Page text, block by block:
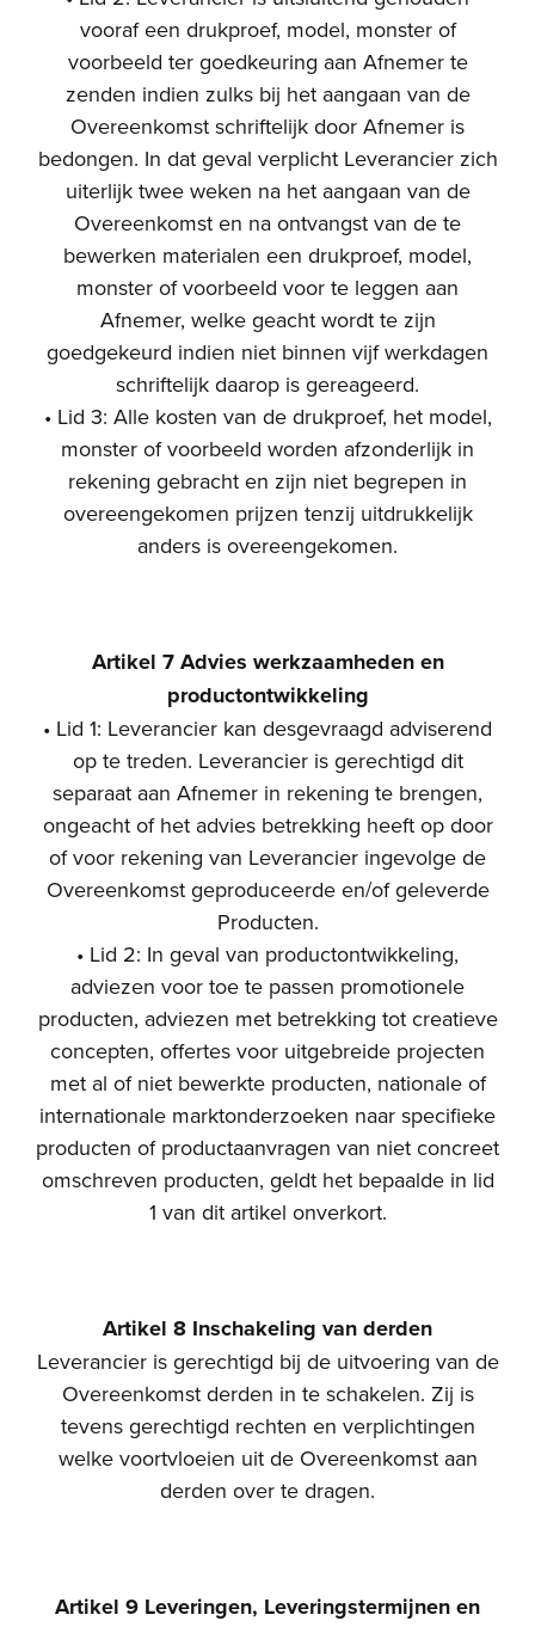
vooraf een drukproef, model, monster of
voorbeeld ter goedkeuring aan Afnemer te
zenden indien zulks bij het aangaan van de
Overeenkomst schriftelijk door Afnemer is
bedongen. In dat geval verplicht Leverancier zich
uiterlijk twee weken na het aangaan van de
Overeenkomst en na ontvangst van de te
bewerken materialen een drukproef, model,
monster of voorbeeld voor te leggen aan
Afnemer, welke geacht wordt te zijn
goedgekeurd indien niet binnen vijf werkdagen
schriftelijk daarop is gereageerd.
• Lid 3: Alle kosten van de drukproef, het model,
monster of voorbeeld worden afzonderlijk in
rekening gebracht en zijn niet begrepen in
overeengekomen prijzen tenzij uitdrukkelijk
anders is overeengekomen.
Artikel 7 Advies werkzaamheden en
productontwikkeling
• Lid 1: Leverancier kan desgevraagd adviserend
op te treden. Leverancier is gerechtigd dit
separaat aan Afnemer in rekening te brengen,
ongeacht of het advies betrekking heeft op door
of voor rekening van Leverancier ingevolge de
Overeenkomst geproduceerde en/of geleverde
Producten.
• Lid 2: In geval van productontwikkeling,
adviezen voor toe te passen promotionele
producten, adviezen met betrekking tot creatieve
concepten, offertes voor uitgebreide projecten
met al of niet bewerkte producten, nationale of
internationale marktonderzoeken naar specifieke
producten of productaanvragen van niet concreet
omschreven producten, geldt het bepaalde in lid
1 van dit artikel onverkort.
Artikel 8 Inschakeling van derden
Leverancier is gerechtigd bij de uitvoering van de
Overeenkomst derden in te schakelen. Zij is
tevens gerechtigd rechten en verplichtingen
welke voortvloeien uit de Overeenkomst aan
derden over te dragen.
Artikel 9 Leveringen, Leveringstermijnen en